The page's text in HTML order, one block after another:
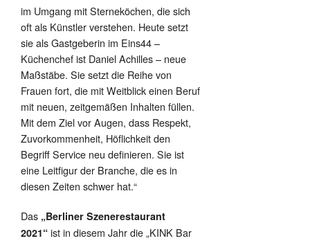
im Umgang mit Sterneköchen, die sich
oft als Künstler verstehen. Heute setzt
sie als Gastgeberin im Eins44 –
Küchenchef ist Daniel Achilles – neue
Maßstäbe. Sie setzt die Reihe von
Frauen fort, die mit Weitblick einen Beruf
mit neuen, zeitgemäßen Inhalten füllen.
Mit dem Ziel vor Augen, dass Respekt,
Zuvorkommenheit, Höflichkeit den
Begriff Service neu definieren. Sie ist
eine Leitfigur der Branche, die es in
diesen Zeiten schwer hat.“
Das „Berliner Szenerestaurant
2021“ ist in diesem Jahr die „KINK Bar